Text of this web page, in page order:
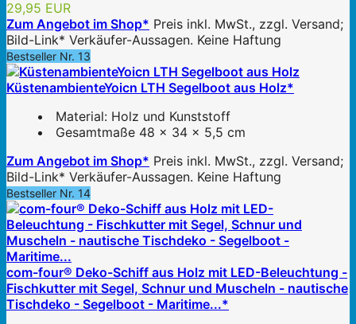
29,95 EUR
Zum Angebot im Shop* Preis inkl. MwSt., zzgl. Versand;
Bild-Link* Verkäufer-Aussagen. Keine Haftung
Bestseller Nr. 13
KüstenambienteYoicn LTH Segelboot aus Holz*
Material: Holz und Kunststoff
Gesamtmaße 48 x 34 x 5,5 cm
Zum Angebot im Shop* Preis inkl. MwSt., zzgl. Versand;
Bild-Link* Verkäufer-Aussagen. Keine Haftung
Bestseller Nr. 14
com-four® Deko-Schiff aus Holz mit LED-Beleuchtung -
Fischkutter mit Segel, Schnur und Muscheln - nautische
Tischdeko - Segelboot - Maritime...*